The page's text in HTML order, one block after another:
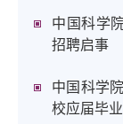
中国科学
招聘启事
中国科学
校应届毕